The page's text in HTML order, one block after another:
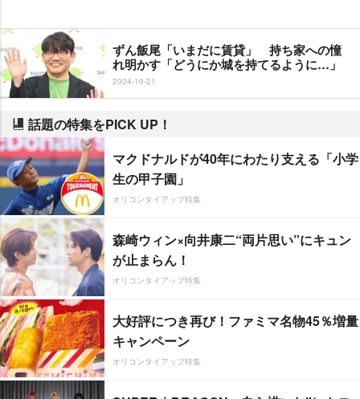
ずん飯尾「いまだに賃貸」 持ち家への憧
れ明かす「どうにか城を持てるように…」
2024-10-21
話題の特集をPICK UP！
マクドナルドが40年にわたり支える「小学
生の甲子園」
オリコンタイアップ特集
森崎ウィン×向井康二“両片思い”にキュン
が止まらん！
オリコンタイアップ特集
大好評につき再び！ファミマ名物45％増量
キャンペーン
オリコンタイアップ特集